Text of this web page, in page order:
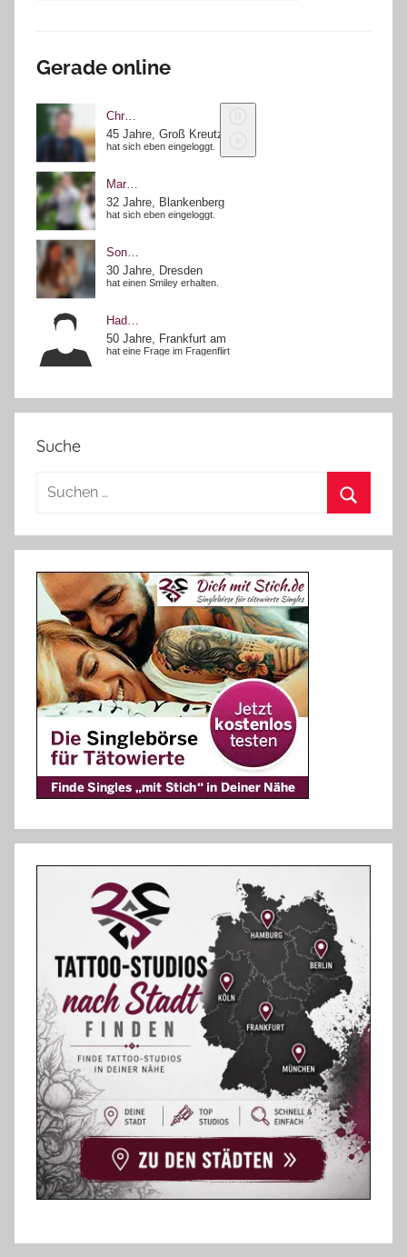
Gerade online
Suche
Suchen